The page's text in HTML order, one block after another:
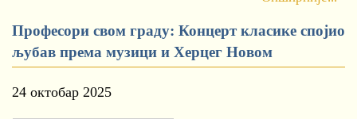
Професори свом граду: Концерт класике спојио
љубав према музици и Херцег Новом
24 октобар 2025